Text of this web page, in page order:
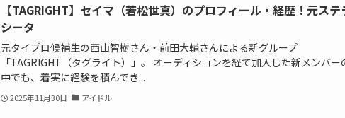
【TAGRIGHT】セイマ（若松世真）のプロフィール・経歴！元ステ
シータ
元タイプロ候補生の西山智樹さん・前田大輔さんによる新グループ
「TAGRIGHT（タグライト）」。 オーディションを経て加入した新メンバー
中でも、着実に経験を積んでき...
2025年11月30日 アイドル